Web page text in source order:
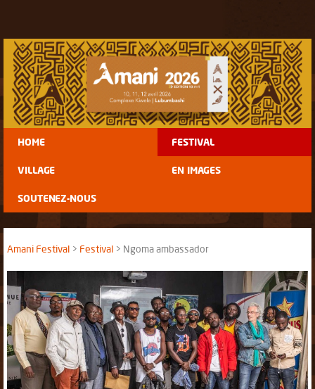
HOME FESTIVAL
VILLAGE EN IMAGES
SOUTENEZ-NOUS
Amani Festival Festival Ngoma ambassador